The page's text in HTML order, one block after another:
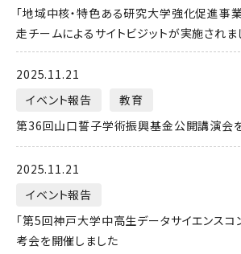
「地域中核・特色ある研究大学強化促進事業
走チームによるサイトビジットが実施されま
2025.11.21
イベント報告
教育
第36回山口誓子学術振興基金公開講演会
2025.11.21
イベント報告
「第5回神戸大学中高生データサイエンスコ
考会を開催しました